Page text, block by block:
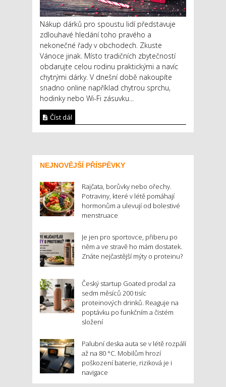
Nákup dárků pro spoustu lidí představuje
zdlouhavé hledání toho pravého a
nekonečné řady v obchodech. Zkuste
Vánoce jinak. Místo tradičních zbytečností
obdarujte celou rodinu praktickými a navíc
chytrými dárky. V dnešní době nakoupíte
snadno online například chytrou sprchu,
hodinky nebo Wi-Fi zásuvku...
Číst dál
NEJNOVĚJŠÍ PŘÍSPĚVKY
Rajčata, borůvky nebo ořechy.
Potraviny, které v létě pomáhají
hormonům a ulevují od bolestivé
menstruace
Je jen pro sportovce, přiberu po
něm a ve stravě ho mám dostatek.
Znáte nejčastější mýty o proteinu?
Český startup Goated prodal za
sedm měsíců 200 tisíc
proteinových drinků. Reaguje na
poptávku po funkčním a čistém
složení
Palubní deska auta se v létě rozpálí
až na 80 °C. Mobilům hrozí
poškození baterie, riziková je i
navigace